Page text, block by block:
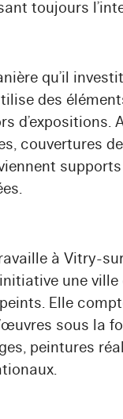
toujours
qu’il
des
d’expositions.
couvertures
à Vitry-
une
Elle
sous la
peintures